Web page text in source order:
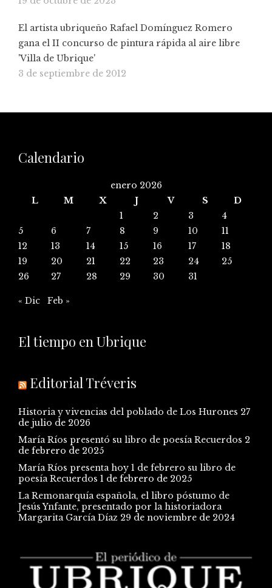
El artista ubriqueño Rafael Domínguez Romero
gana el II concurso de pintura rápida al aire libre
'Villa de Ubrique'
3 de septiembre de 2012
Calendario
enero 2026
L
M X J V S
D
1
2 3
4
5
6 7 8 9 10
11
12
13 14 15 16 17
18
19
20 21 22 23 24
25
26
27 28 29 30 31
« Dic Feb »
El tiempo en Ubrique
Editorial Tréveris
Historia y vivencias del poblado de Los Hurones 27
de julio de 2026
María Ríos presentó su libro de poesía Recuerdos 2
de febrero de 2025
María Ríos presenta hoy 1 de febrero su libro de
poesía Recuerdos 1 de febrero de 2025
La Remonarquía española, el libro póstumo de
Jesús Ynfante, presentado por la historiadora
Margarita García Díaz 29 de noviembre de 2024